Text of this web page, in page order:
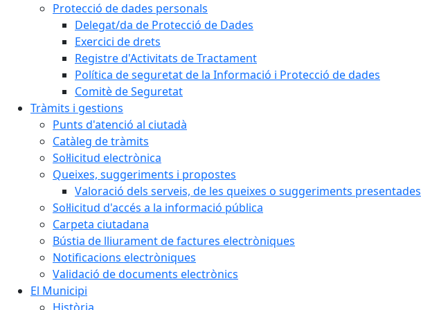
Protecció de dades personals
Delegat/da de Protecció de Dades
Exercici de drets
Registre d'Activitats de Tractament
Política de seguretat de la Informació i Protecció de dades
Comitè de Seguretat
Tràmits i gestions
Punts d'atenció al ciutadà
Catàleg de tràmits
Sol·licitud electrònica
Queixes, suggeriments i propostes
Valoració dels serveis, de les queixes o suggeriments presentades
Sol·licitud d'accés a la informació pública
Carpeta ciutadana
Bústia de lliurament de factures electròniques
Notificacions electròniques
Validació de documents electrònics
El Municipi